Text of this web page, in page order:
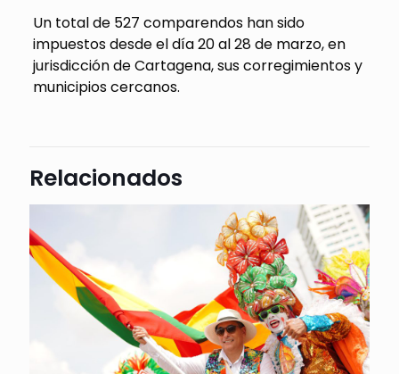
Un total de 527 comparendos han sido
impuestos desde el día 20 al 28 de marzo, en
jurisdicción de Cartagena, sus corregimientos y
municipios cercanos.
Relacionados